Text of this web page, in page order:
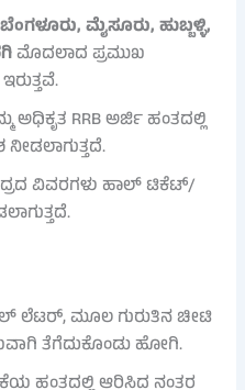
ಮೈಸೂರು, ಹುಬ್ಬಳ್ಳಿ,
ಮೊದಲಾದ ಪ್ರಮುಖ
ಅಧಿಕೃತ RRB ಅರ್ಜಿ ಹಂತದಲ್ಲಿ
ವಿವರಗಳು ಹಾಲ್ ಟಿಕೆಟ್/
ಲೆಟರ್, ಮೂಲ ಗುರುತಿನ ಚೀಟಿ
ತೆಗೆದುಕೊಂಡು ಹೋಗಿ.
ಹಂತದಲ್ಲಿ ಆರಿಸಿದ ನಂತರ